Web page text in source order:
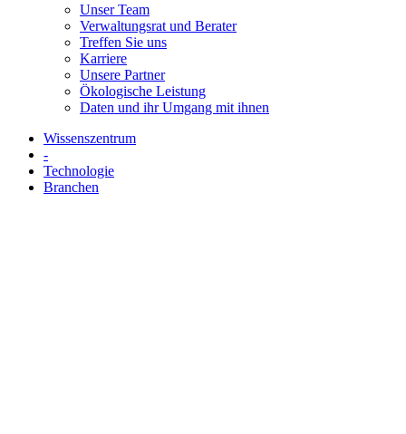
Unser Team
Verwaltungsrat und Berater
Treffen Sie uns
Karriere
Unsere Partner
Ökologische Leistung
Daten und ihr Umgang mit ihnen
Wissenszentrum
-
Technologie
Branchen